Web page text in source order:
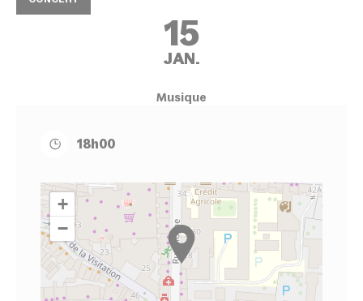
15
JAN.
Musique
18h00
+
−